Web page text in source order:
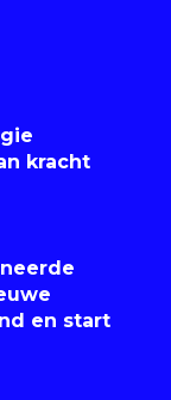
kracht
en start